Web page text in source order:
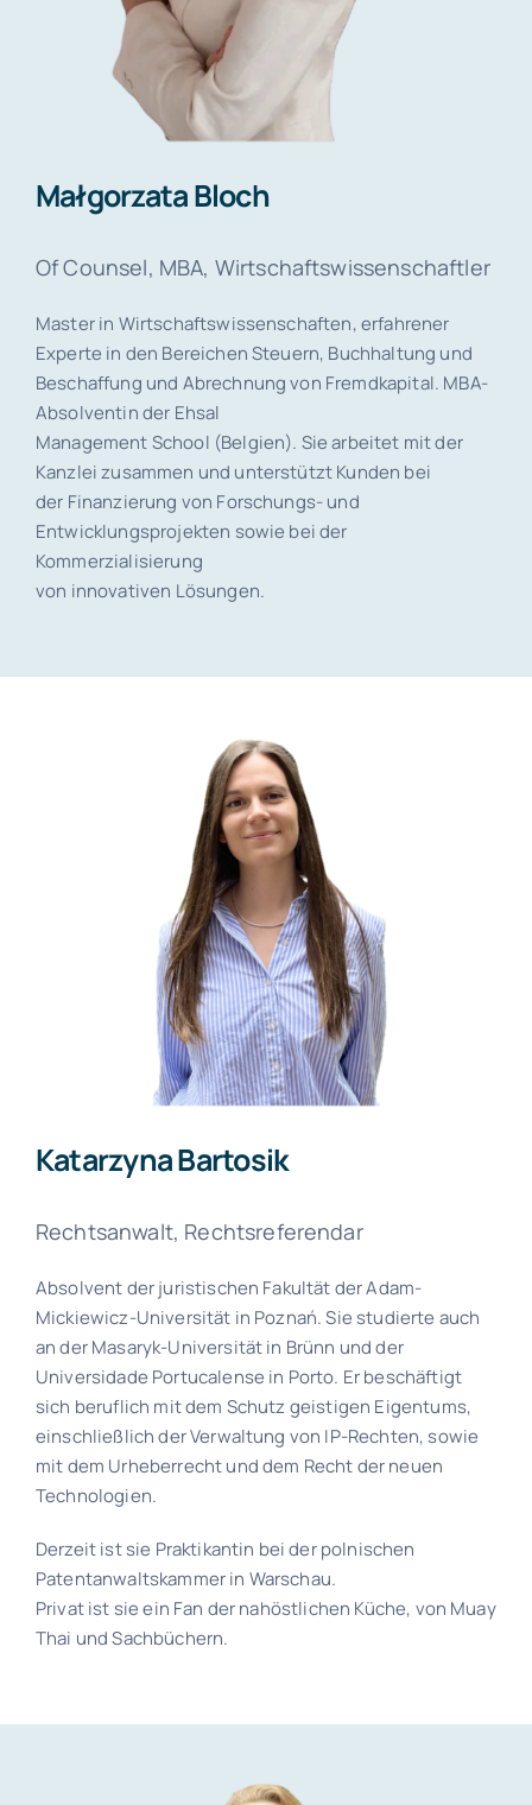
Małgorzata Bloch
Of Counsel, MBA, Wirtschaftswissenschaftler
Master in Wirtschaftswissenschaften, erfahrener
Experte in den Bereichen Steuern, Buchhaltung und
Beschaffung und Abrechnung von Fremdkapital. MBA-
Absolventin der Ehsal
Management School (Belgien). Sie arbeitet mit der
Kanzlei zusammen und unterstützt Kunden bei
der Finanzierung von Forschungs- und
Entwicklungsprojekten sowie bei der
Kommerzialisierung
von innovativen Lösungen.
Katarzyna Bartosik
Rechtsanwalt, Rechtsreferendar
Absolvent der juristischen Fakultät der Adam-
Mickiewicz-Universität in Poznań. Sie studierte auch
an der Masaryk-Universität in Brünn und der
Universidade Portucalense in Porto. Er beschäftigt
sich beruflich mit dem Schutz geistigen Eigentums,
einschließlich der Verwaltung von IP-Rechten, sowie
mit dem Urheberrecht und dem Recht der neuen
Technologien.
Derzeit ist sie Praktikantin bei der polnischen
Patentanwaltskammer in Warschau.
Privat ist sie ein Fan der nahöstlichen Küche, von Muay
Thai und Sachbüchern.